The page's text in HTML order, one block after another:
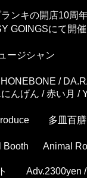
ンキの開店10周
GOINGSにて開催
ージシャン
/
んげん / 赤い月 /
多皿百膳
Booth Animal
ト Adv.2300yen /